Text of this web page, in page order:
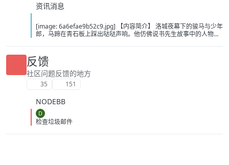
资讯消息
[image: 6a6efae9b52c9.jpg] 【内容简介】 洛城夜幕下的骏马与少年
郎，马蹄在青石板上踩出哒哒声响。他仿佛说书先生故事中的人物，
的故事，待我慢慢说。 【下载地址】 百度：
https://pan.baidu.com/s/1itOGh3KBKMv6JfIHYQxwpQ?pwd=bcd2
夸克：https://pan.quark.cn/s/8375dbc46783?pwd=Tibp 移动：
https://yun.139.com/shareweb/#/w/i/2wFGUZhZz7Fr1
反馈
社区问题反馈的地方
35 151
NODEBB
D
检查垃圾邮件